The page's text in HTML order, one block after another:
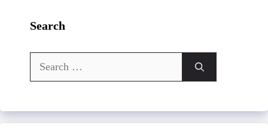
Search
Search
for: